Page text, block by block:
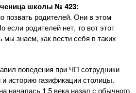
школы № 423:
позвать родителей. Они в этом
если родителей нет, то вот этот
мы знаем, как вести себя в таких
поведения при ЧП сотрудники
и историю газификации столицы.
началась 1,5 века назад с обычного